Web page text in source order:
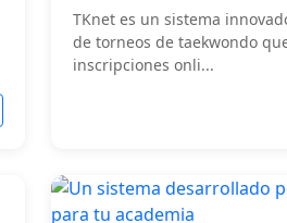
TKnet es un sistema
de torneos de taekwondo
inscripciones onli...